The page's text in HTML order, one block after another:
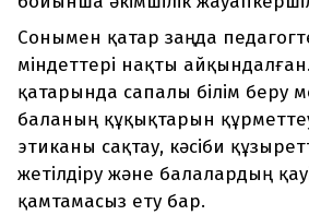
Сонымен қатар заңда
міндеттері нақты
қатарында сапалы білім беру
баланың құқықтарын
этиканы сақтау, кәсіби
жетілдіру және балалардың
қамтамасыз ету бар.